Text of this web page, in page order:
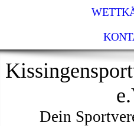
Dein